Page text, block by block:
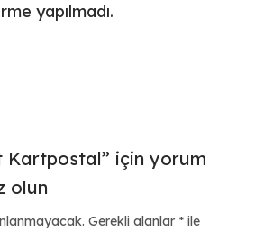
yapılmadı.
Kartpostal” için yorum
olun
Gerekli alanlar * ile